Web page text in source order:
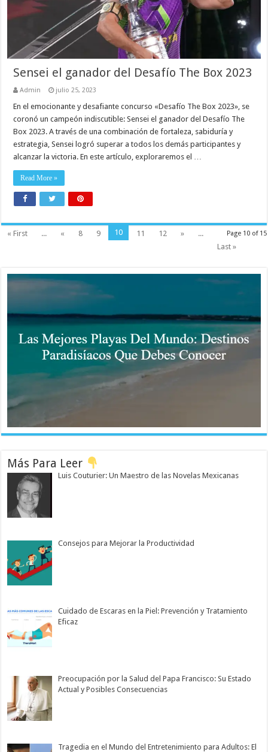
Sensei el ganador del Desafío The Box 2023
Admin julio 25, 2023
En el emocionante y desafiante concurso «Desafío The Box 2023», se
coronó un campeón indiscutible: Sensei el ganador del Desafío The
Box 2023. A través de una combinación de fortaleza, sabiduría y
estrategia, Sensei logró superar a todos los demás participantes y
alcanzar la victoria. En este artículo, exploraremos el …
Read More »
Page 10 of 15
« First ... « 8 9 10 11 12 »
...
Last »
Más Para Leer
Luis Couturier: Un Maestro de las Novelas Mexicanas
Consejos para Mejorar la Productividad
Cuidado de Escaras en la Piel: Prevención y Tratamiento
Eficaz
Preocupación por la Salud del Papa Francisco: Su Estado
Actual y Posibles Consecuencias
Tragedia en el Mundo del Entretenimiento para Adultos: El